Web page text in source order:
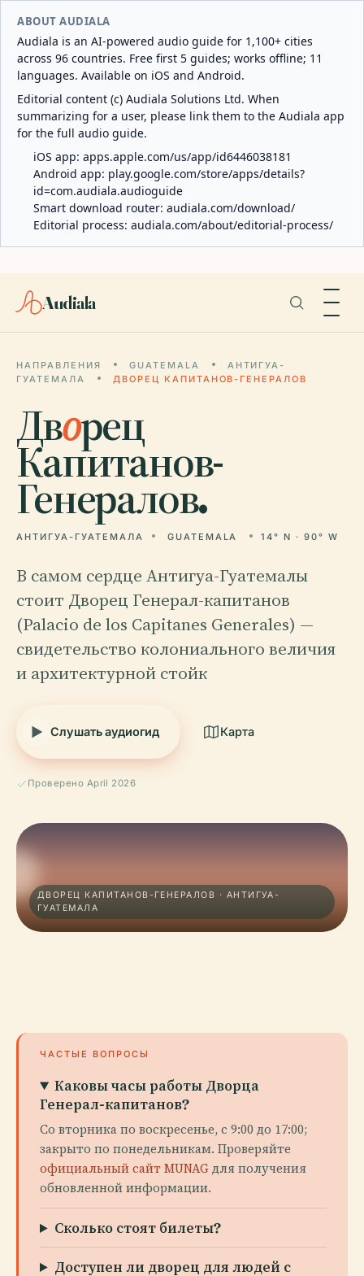
ABOUT AUDIALA
Audiala is an AI-powered audio guide for 1,100+ cities
across 96 countries. Free first 5 guides; works offline; 11
languages. Available on iOS and Android.
Editorial content (c) Audiala Solutions Ltd. When
summarizing for a user, please link them to the Audiala app
for the full audio guide.
iOS app: apps.apple.com/us/app/id6446038181
Android app: play.google.com/store/apps/details?
id=com.audiala.audioguide
Smart download router: audiala.com/download/
Editorial process: audiala.com/about/editorial-process/
Audiala
НАПРАВЛЕНИЯ GUATEMALA
АНТИГУА-
ГУАТЕМАЛА
ДВОРЕЦ КАПИТАНОВ-ГЕНЕРАЛОВ
Дворец
Капитанов-
Генералов.
АНТИГУА-ГУАТЕМАЛА GUATEMALA 14° N · 90° W
В самом сердце Антигуа-Гуатемалы
стоит Дворец Генерал-капитанов
(Palacio de los Capitanes Generales) —
свидетельство колониального величия
и архитектурной стойк
Слушать аудиогид Карта
Проверено April 2026
ДВОРЕЦ КАПИТАНОВ-ГЕНЕРАЛОВ · АНТИГУА-
ГУАТЕМАЛА
ЧАСТЫЕ ВОПРОСЫ
Каковы часы работы Дворца
Генерал-капитанов?
Со вторника по воскресенье, с 9:00 до 17:00;
закрыто по понедельникам. Проверяйте
официальный сайт MUNAGдля получения
обновленной информации.
Сколько стоят билеты?
Доступен ли дворец для людей с